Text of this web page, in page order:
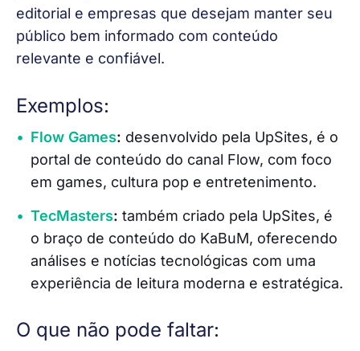
editorial e empresas que desejam manter seu
público bem informado com conteúdo
relevante e confiável.
Exemplos:
Flow Games: desenvolvido pela UpSites, é o
portal de conteúdo do canal Flow, com foco
em games, cultura pop e entretenimento.
TecMasters: também criado pela UpSites, é
o braço de conteúdo do KaBuM, oferecendo
análises e notícias tecnológicas com uma
experiência de leitura moderna e estratégica.
O que não pode faltar: